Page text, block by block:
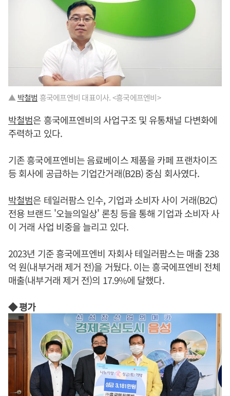
▲ 박철범 흥국에프엔비 대표이사. <흥국에프엔비>
박철범은 흥국에프엔비의 사업구조 및 유통채널 다변화에
주력하고 있다.
기존 흥국에프엔비는 음료베이스 제품을 카페 프랜차이즈
등 회사에 공급하는 기업간거래(B2B) 중심 회사였다.
박철범은 테일러팜스 인수, 기업과 소비자 사이 거래(B2C)
전용 브랜드 '오늘의일상' 론칭 등을 통해 기업과 소비자 사
이 거래 사업 비중을 늘리고 있다.
2023년 기준 흥국에프엔비 자회사 테일러팜스는 매출 238
억 원(내부거래 제거 전)을 거뒀다. 이는 흥국에프엔비 전체
매출(내부거래 제거 전)의 17.9%에 달했다.
◆ 평가